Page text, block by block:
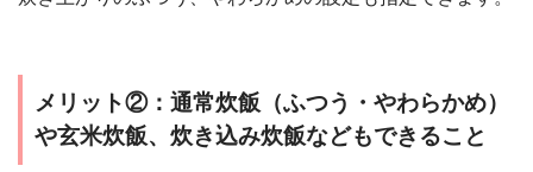
メリット②：通常炊飯（ふつう・やわらかめ）
や玄米炊飯、炊き込み炊飯などもできること